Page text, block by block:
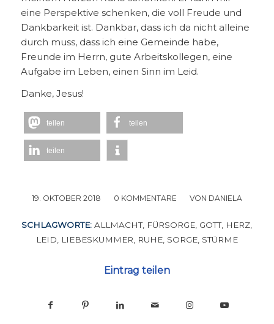
eine Perspektive schenken, die voll Freude und
Dankbarkeit ist. Dankbar, dass ich da nicht alleine
durch muss, dass ich eine Gemeinde habe,
Freunde im Herrn, gute Arbeitskollegen, eine
Aufgabe im Leben, einen Sinn im Leid.
Danke, Jesus!
teilen teilen
teilen
19. OKTOBER 2018
/ 0 KOMMENTARE
/ VON DANIELA
SCHLAGWORTE: ALLMACHT, FÜRSORGE GOTT, HERZ
LEID
LIEBESKUMMER RUHE, SORGE, STÜRME
Eintrag teilen